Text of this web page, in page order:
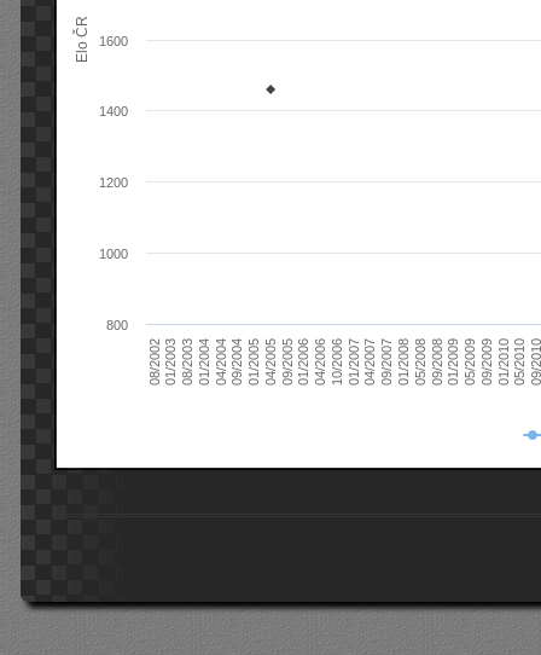
Elo ČR
08/200201/200308/200301/200404/200409/200401/200504/200509/200501/200604/200610/200601/200704/200709/200701/200805/200809/200801/200905/200909/200901/201005/201009/
800
1000
1200
1400
1600